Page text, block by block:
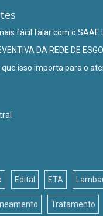
fácil falar com o SAAE
DA REDE DE
que isso importa para o
Edital ETA
Tratamento